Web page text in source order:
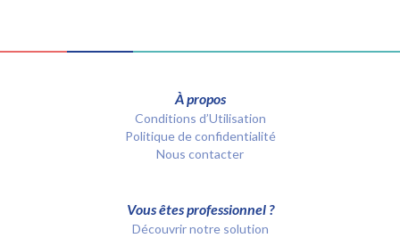
À propos
Conditions d’Utilisation
Politique de confidentialité
Nous contacter
Vous êtes professionnel ?
Découvrir notre solution